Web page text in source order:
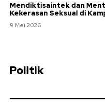
Mendiktisaintek dan
Kekerasan Seksual di
9 Mei 2026
Politik